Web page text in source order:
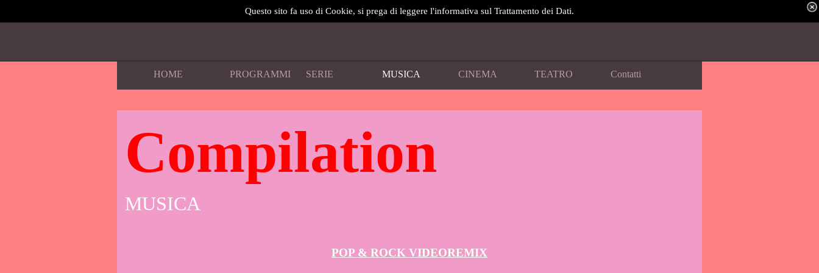
Questo sito fa uso di Cookie, si prega di leggere l'informativa sul Trattamento dei Dati.
HOME PROGRAMMI SERIE MUSICA CINEMA TEATRO Contatti
Compilation
MUSICA
POP & ROCK VIDEOREMIX